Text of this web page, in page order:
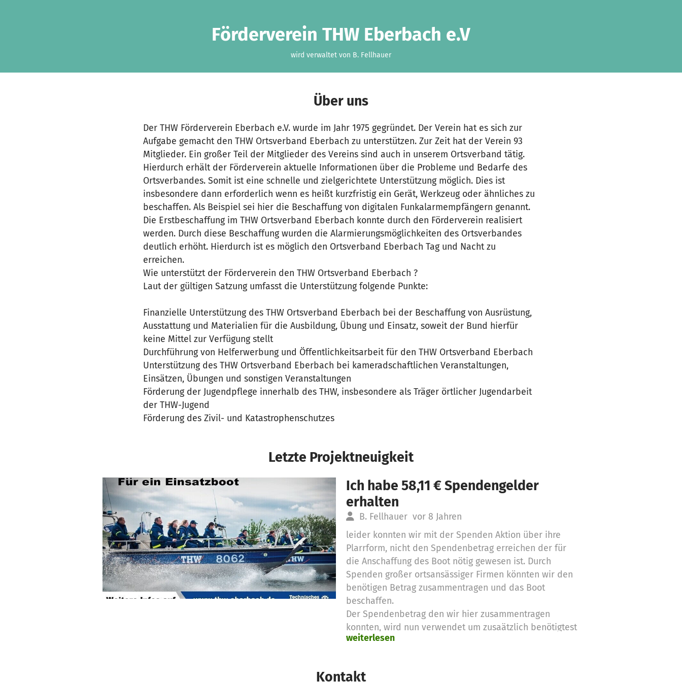
Förderverein THW Eberbach e.V
wird verwaltet von B. Fellhauer
Über uns
Der THW Förderverein Eberbach e.V. wurde im Jahr 1975 gegründet. Der Verein hat es sich zur
Aufgabe gemacht den THW Ortsverband Eberbach zu unterstützen. Zur Zeit hat der Verein 93
Mitglieder. Ein großer Teil der Mitglieder des Vereins sind auch in unserem Ortsverband tätig.
Hierdurch erhält der Förderverein aktuelle Informationen über die Probleme und Bedarfe des
Ortsverbandes. Somit ist eine schnelle und zielgerichtete Unterstützung möglich. Dies ist
insbesondere dann erforderlich wenn es heißt kurzfristig ein Gerät, Werkzeug oder ähnliches zu
beschaffen. Als Beispiel sei hier die Beschaffung von digitalen Funkalarmempfängern genannt.
Die Erstbeschaffung im THW Ortsverband Eberbach konnte durch den Förderverein realisiert
werden. Durch diese Beschaffung wurden die Alarmierungsmöglichkeiten des Ortsverbandes
deutlich erhöht. Hierdurch ist es möglich den Ortsverband Eberbach Tag und Nacht zu
erreichen.
Wie unterstützt der Förderverein den THW Ortsverband Eberbach ?
Laut der gültigen Satzung umfasst die Unterstützung folgende Punkte:
Finanzielle Unterstützung des THW Ortsverband Eberbach bei der Beschaffung von Ausrüstung,
Ausstattung und Materialien für die Ausbildung, Übung und Einsatz, soweit der Bund hierfür
keine Mittel zur Verfügung stellt
Durchführung von Helferwerbung und Öffentlichkeitsarbeit für den THW Ortsverband Eberbach
Unterstützung des THW Ortsverband Eberbach bei kameradschaftlichen Veranstaltungen,
Einsätzen, Übungen und sonstigen Veranstaltungen
Förderung der Jugendpflege innerhalb des THW, insbesondere als Träger örtlicher Jugendarbeit
der THW-Jugend
Förderung des Zivil- und Katastrophenschutzes
Letzte Projektneuigkeit
Ich habe 58,11 € Spendengelder
erhalten
B. Fellhauer vor 8 Jahren
leider konnten wir mit der Spenden Aktion über ihre
Plarrform, nicht den Spendenbetrag erreichen der für
die Anschaffung des Boot nötig gewesen ist. Durch
Spenden großer ortsansässiger Firmen könnten wir den
benötigen Betrag zusammentragen und das Boot
beschaffen.
Der Spendenbetrag den wir hier zusammentragen
konnten, wird nun verwendet um zusaätzlich benötigtest
Zubehör für die Ausstattung des Boots zuerwerben.
weiterlesen
Kontakt